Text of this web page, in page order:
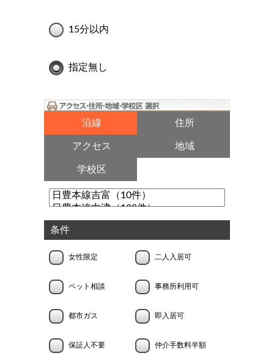
15分以内
指定無し
沿線 住所
アクセス 地域
学校区
条件
女性限定 二人入居可
ペット相談 事務所利用可
都市ガス 即入居可
保証人不要 仲介手数料半額